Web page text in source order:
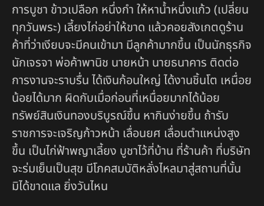
การบูชา ข้าวเปลือก หนึ่งกำ ให้หาน้ำหนึ่งแก้ว (เปลี่ยน
ทุกวันพระ) เลี้ยงไก่อย่าให้ขาด แล้วคอยสังเกตดูร้าน
ค้าที่ว่าเงียบจะมีคนเข้ามา มีลูกค้ามากขึ้น เป็นนักธุรกิจ
นักเจรจา พ่อค้าพานิช นายหน้า นายธนาคาร ติดต่อ
การงานจะราบรื่น ได้เงินก้อนใหญ่ ได้งานชิ้นโต เหนื่อย
น้อยได้มาก ผิดกับเมื่อก่อนที่เหนื่อยมากได้น้อย
ทรัพย์สินเงินทองบริบูรณ์ขึ้น หากินง่ายขึ้น ถ้ารับ
ราชการจะเจริญก้าวหน้า เลื่อนยศ เลื่อนตำแหน่งสูง
ขึ้น เป็นไก่ฟ้าพญาเลี้ยง บูชาไว้ที่บ้าน ที่ร้านค้า ที่บริษัท
จะร่มเย็นเป็นสุข มีโภคสมบัติหลั่งไหลมาสู่สถานที่นั้น
มิได้ขาดแล ยิ่งวันไหน